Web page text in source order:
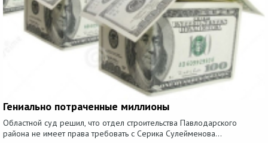
Гениально потраченные миллионы
Областной суд решил, что отдел строительства Павлодарского
района не имеет права требовать с Серика Сулейменова...